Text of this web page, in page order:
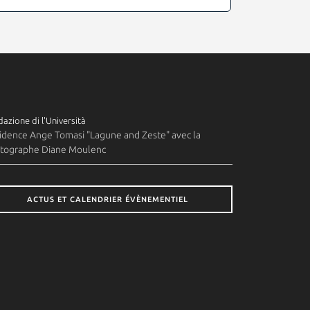
di l'Università
Ange Tomasi "Lagune and Zeste" avec la
Diane Moulenc
ACTUS ET CALENDRIER ÉVÈNEMENTIEL